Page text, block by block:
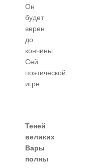
Он
будет
верен
до
кончины
Сей
поэтической
игре.
Теней
великих
Вары
полны